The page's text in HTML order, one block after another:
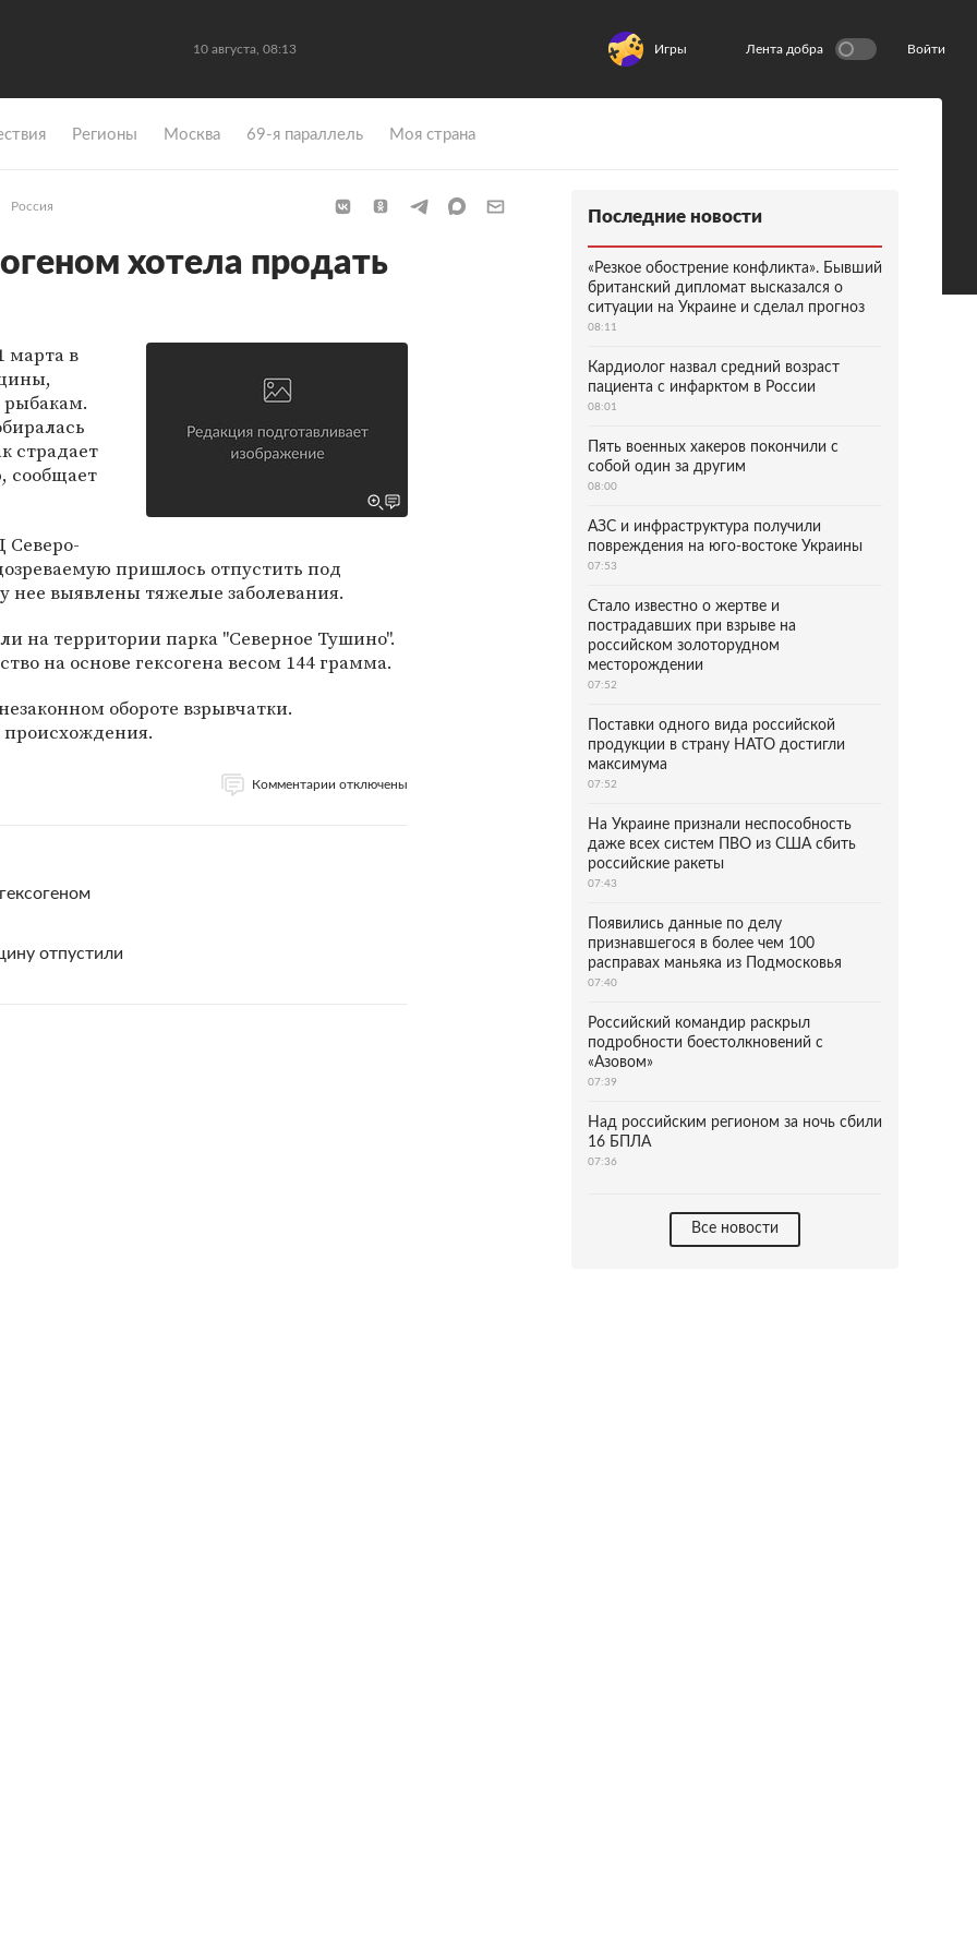
10 августа, 08:13 Игры Лента добра Войти
Регионы Москва 69-я параллель Моя страна
Россия
хотела продать
марта в
страдает
сообщает
Северо-
пришлось отпустить под
нее выявлены тяжелые заболевания.
на территории парка "Северное Тушино".
на основе гексогена весом 144 грамма.
обороте взрывчатки.
происхождения.
Комментарии отключены
отпустили
Последние новости
«Резкое обострение конфликта». Бывший
британский дипломат высказался о
ситуации на Украине и сделал прогноз
08:11
Кардиолог назвал средний возраст
пациента с инфарктом в России
08:01
Пять военных хакеров покончили с
собой один за другим
08:00
АЗС и инфраструктура получили
повреждения на юго-востоке Украины
07:53
Стало известно о жертве и
пострадавших при взрыве на
российском золоторудном
месторождении
07:52
Поставки одного вида российской
продукции в страну НАТО достигли
максимума
07:52
На Украине признали неспособность
даже всех систем ПВО из США сбить
российские ракеты
07:43
Появились данные по делу
признавшегося в более чем 100
расправах маньяка из Подмосковья
07:40
Российский командир раскрыл
подробности боестолкновений с
«Азовом»
07:39
Над российским регионом за ночь сбили
16 БПЛА
07:36
Все новости